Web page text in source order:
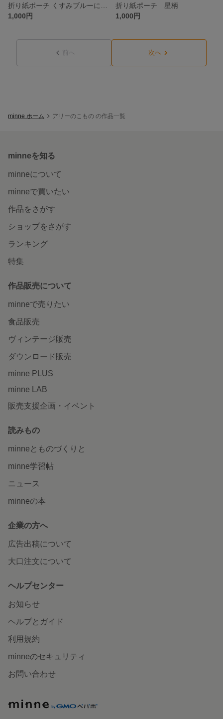
1,000円
折り紙ポーチ 星柄
1,000円
前へ 次へ
minne ホーム アリーのこもの の作品一覧
minneを知る
minneについて
minneで買いたい
作品をさがす
ショップをさがす
ランキング
特集
作品販売について
minneで売りたい
食品販売
ヴィンテージ販売
ダウンロード販売
minne PLUS
minne LAB
販売支援企画・イベント
読みもの
minneとものづくりと
minne学習帖
ニュース
minneの本
企業の方へ
広告出稿について
大口注文について
ヘルプセンター
お知らせ
ヘルプとガイド
利用規約
minneのセキュリティ
お問い合わせ